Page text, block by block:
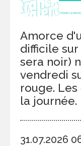
Amorce
difficile
sera noir)
vendredi
rouge.
la journée.
31.07.2026